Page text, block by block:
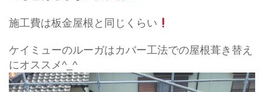
施工費は板金屋根と同じくらい
ケイミューのルーガはカバー工法での屋根葺き替え
にオススメ^_^